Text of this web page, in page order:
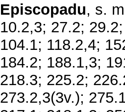
Episcopadu, s.
10.2,3; 27.2;
104.1; 118.2,4;
184.2; 188.1,3;
218.3; 225.2;
273.2,3(3v.);